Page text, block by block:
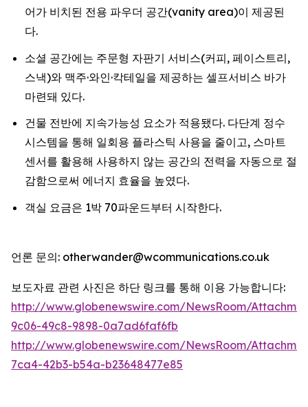
어가 비치된 전용 파우더 공간(vanity area)이 제공된
다.
소셜 공간에는 주문형 자판기 서비스(커피, 페이스트리,
스낵)와 맥주·와인·칵테일을 제공하는 셀프서비스 바가
마련돼 있다.
건물 전반에 지속가능성 요소가 적용됐다. 다단계 정수
시스템을 통해 일회용 플라스틱 사용을 줄이고, 스마트
센서를 활용해 사용하지 않는 공간의 전력을 자동으로 절
감함으로써 에너지 효율을 높였다.
객실 요금은 1박 70파운드부터 시작한다.
언론 문의: otherwander@wcommunications.co.uk
보도자료 관련 사진은 하단 링크를 통해 이용 가능합니다:
http://www.globenewswire.com/NewsRoom/
9c06-49c8-9898-0a7ad6faf6fb
http://www.globenewswire.com/NewsRoom/
7ca4-42b3-b54a-b23648477e85